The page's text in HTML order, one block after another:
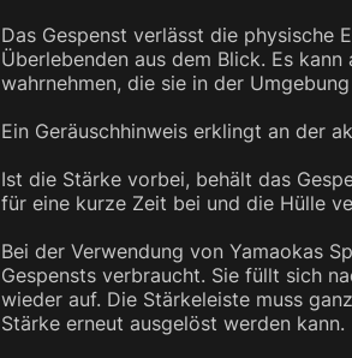
Das Gespenst verlässt die physische
Überlebenden aus dem Blick. Es
wahrnehmen, die sie in der
Ein Geräuschhinweis erklingt an der
Ist die Stärke vorbei, behält das
für eine kurze Zeit bei und die Hülle
Bei der Verwendung von Yamaokas
Gespensts verbraucht. Sie füllt sich
wieder auf. Die Stärkeleiste muss
Stärke erneut ausgelöst werden kann.